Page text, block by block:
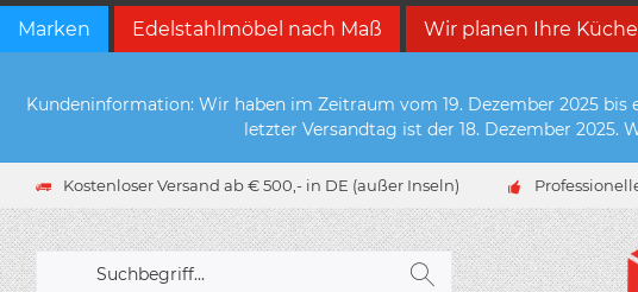
Marken Edelstahlmöbel nach Maß Wir planen Ihre Küche
Kundeninformation: Wir haben im Zeitraum vom 19. Dezember 2025
letzter Versandtag ist der 18. Dezember 2025.
Kostenloser Versand ab € 500,- in DE (außer Inseln)